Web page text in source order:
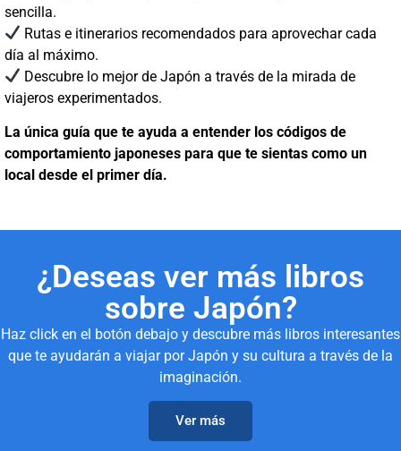
sencilla.
Rutas e itinerarios recomendados para aprovechar cada
día al máximo.
Descubre lo mejor de Japón a través de la mirada de
viajeros experimentados.
La única guía que te ayuda a entender los códigos de
comportamiento japoneses para que te sientas como un
local desde el primer día.
¿Deseas ver más libros
sobre Japón?
Haz click en el botón debajo y descubre más libros interesantes
que te ayudarán a viajar por Japón y su cultura a través de la
imaginación.
Ver más